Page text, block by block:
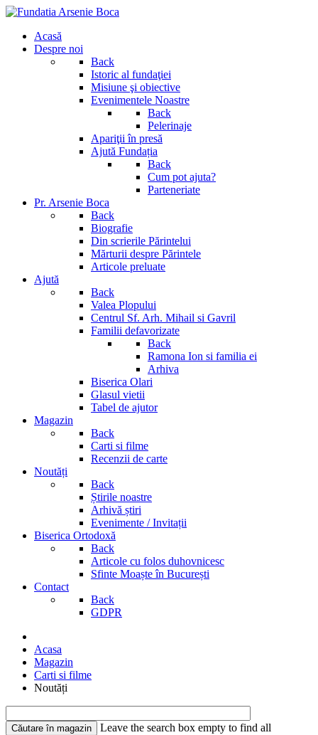
Acasă
Despre noi
Back
Istoric al fundaţiei
Misiune şi obiective
Evenimentele Noastre
Back
Pelerinaje
Apariţii în presă
Ajută Fundația
Back
Cum pot ajuta?
Parteneriate
Pr. Arsenie Boca
Back
Biografie
Din scrierile Părintelui
Mărturii despre Părintele
Articole preluate
Ajută
Back
Valea Plopului
Centrul Sf. Arh. Mihail si Gavril
Familii defavorizate
Back
Ramona Ion si familia ei
Arhiva
Biserica Olari
Glasul vietii
Tabel de ajutor
Magazin
Back
Carti si filme
Recenzii de carte
Noutăți
Back
Știrile noastre
Arhivă știri
Evenimente / Invitații
Biserica Ortodoxă
Back
Articole cu folos duhovnicesc
Sfinte Moaște în București
Contact
Back
GDPR
Acasa
Magazin
Carti si filme
Noutăți
Leave the search box empty to find all